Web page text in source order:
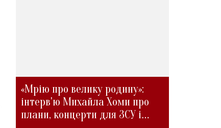
«Мрію про велику родину»:
інтерв'ю Михайла Хоми про
плани, концерти для ЗСУ і